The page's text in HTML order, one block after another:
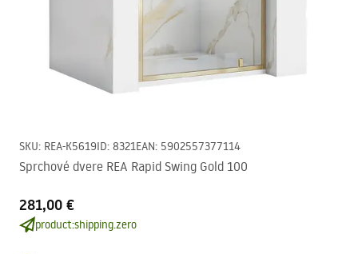
SKU: REA-K5619ID: 8321EAN: 5902557377114
Sprchové dvere REA Rapid Swing Gold 100
281,00 €
product:shipping.zero